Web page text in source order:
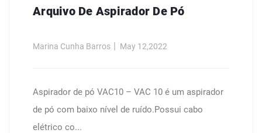
Arquivo De Aspirador De Pó
Marina Cunha Barros May 12,2022
Aspirador de pó VAC10 – VAC 10 é um aspirador
de pó com baixo nível de ruído.Possui cabo
elétrico co...